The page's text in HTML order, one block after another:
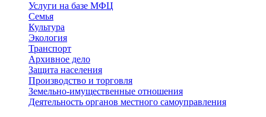
Услуги на базе МФЦ
Семья
Культура
Экология
Транспорт
Архивное дело
Защита населения
Производство и торговля
Земельно-имущественные отношения
Деятельность органов местного самоуправления